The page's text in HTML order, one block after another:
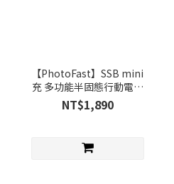
【PhotoFast】SSB mini
充 多功能半固態行動電源
(Wh標示/CCC認證)
NT$1,890